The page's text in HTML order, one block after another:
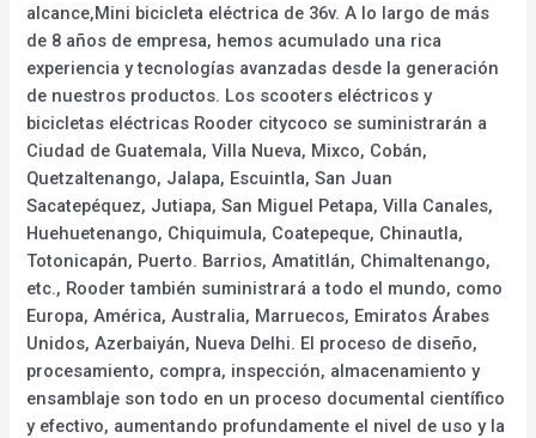
alcance,Mini bicicleta eléctrica de 36v. A lo largo de más
de 8 años de empresa, hemos acumulado una rica
experiencia y tecnologías avanzadas desde la generación
de nuestros productos. Los scooters eléctricos y
bicicletas eléctricas Rooder citycoco se suministrarán a
Ciudad de Guatemala, Villa Nueva, Mixco, Cobán,
Quetzaltenango, Jalapa, Escuintla, San Juan
Sacatepéquez, Jutiapa, San Miguel Petapa, Villa Canales,
Huehuetenango, Chiquimula, Coatepeque, Chinautla,
Totonicapán, Puerto. Barrios, Amatitlán, Chimaltenango,
etc., Rooder también suministrará a todo el mundo, como
Europa, América, Australia, Marruecos, Emiratos Árabes
Unidos, Azerbaiyán, Nueva Delhi. El proceso de diseño,
procesamiento, compra, inspección, almacenamiento y
ensamblaje son todo en un proceso documental científico
y efectivo, aumentando profundamente el nivel de uso y la